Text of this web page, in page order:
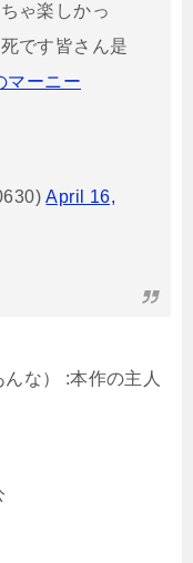
ゃ楽しかっ
です皆さん是
マーニー
April 16,
な） :本作の主人